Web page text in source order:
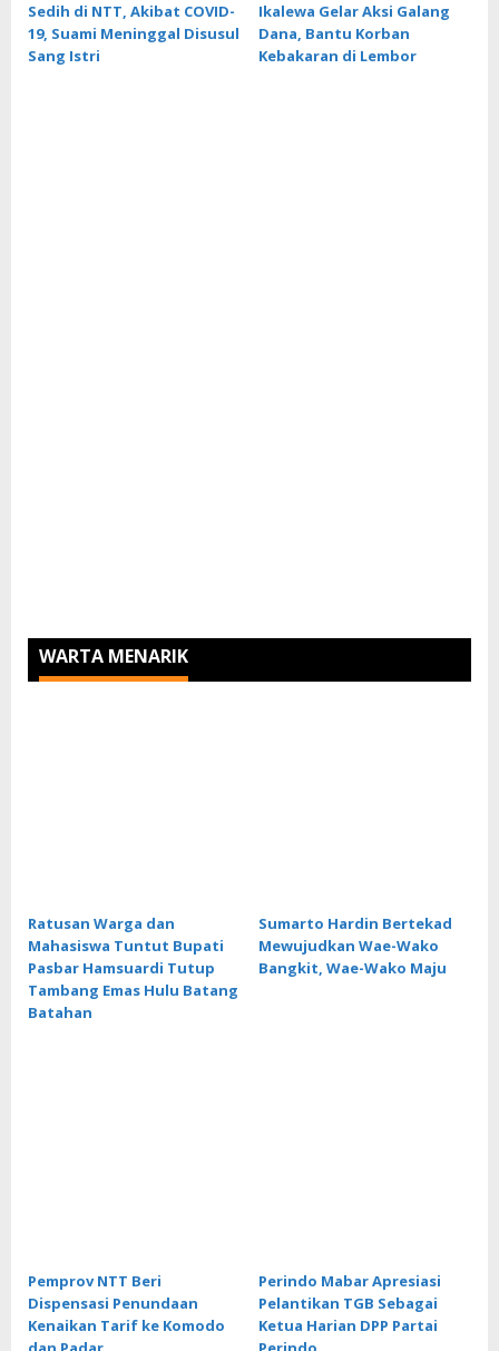
Sedih di NTT, Akibat COVID-
19, Suami Meninggal Disusul
Sang Istri
Ikalewa Gelar Aksi Galang
Dana, Bantu Korban
Kebakaran di Lembor
WARTA MENARIK
Ratusan Warga dan
Mahasiswa Tuntut Bupati
Pasbar Hamsuardi Tutup
Tambang Emas Hulu Batang
Batahan
Sumarto Hardin Bertekad
Mewujudkan Wae-Wako
Bangkit, Wae-Wako Maju
Pemprov NTT Beri
Dispensasi Penundaan
Kenaikan Tarif ke Komodo
Perindo Mabar Apresiasi
Pelantikan TGB Sebagai
Ketua Harian DPP Partai